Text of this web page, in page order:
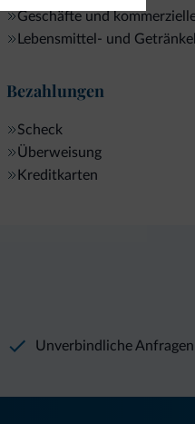
Geschäfte und
Lebensmittel- und
Bezahlungen
Scheck
Überweisung
Kreditkarten
Unverbindliche Anfragen